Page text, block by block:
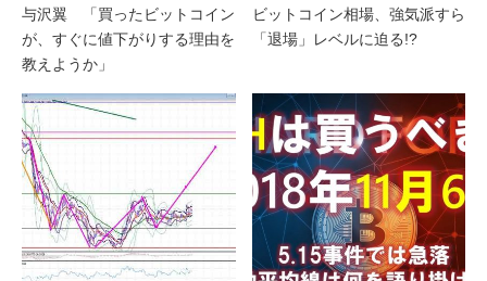
与沢翼 「買ったビットコイン
が、すぐに値下がりする理由を
教えようか」
ビットコイン相場、強気派すら
「退場」レベルに迫る!?